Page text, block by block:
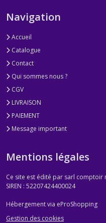
Navigation
Accueil
Catalogue
Contact
Qui sommes nous ?
CGV
LIVRAISON
PAIEMENT
Message important
Mentions légales
Ce site est édité par sarl comptoir
SIREN : 52207424400024
Hébergement via eProShopping
Gestion des cookies